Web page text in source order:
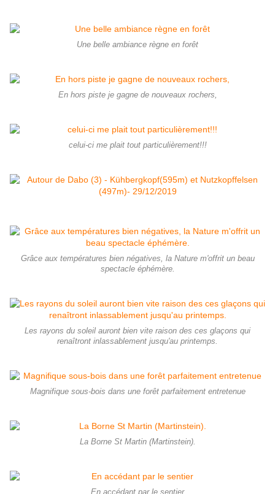
Une belle ambiance règne en forêt
En hors piste je gagne de nouveaux rochers,
celui-ci me plait tout particulièrement!!!
Grâce aux températures bien négatives, la Nature m'offrit un beau
spectacle éphémère.
Les rayons du soleil auront bien vite raison des ces glaçons qui
renaîtront inlassablement jusqu'au printemps.
Magnifique sous-bois dans une forêt parfaitement entretenue
La Borne St Martin (Martinstein).
En accédant par le sentier